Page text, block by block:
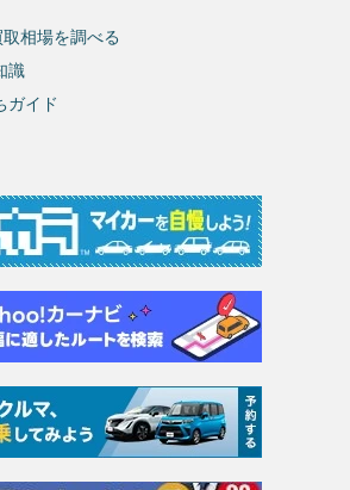
相場を調べる
識
ガイド